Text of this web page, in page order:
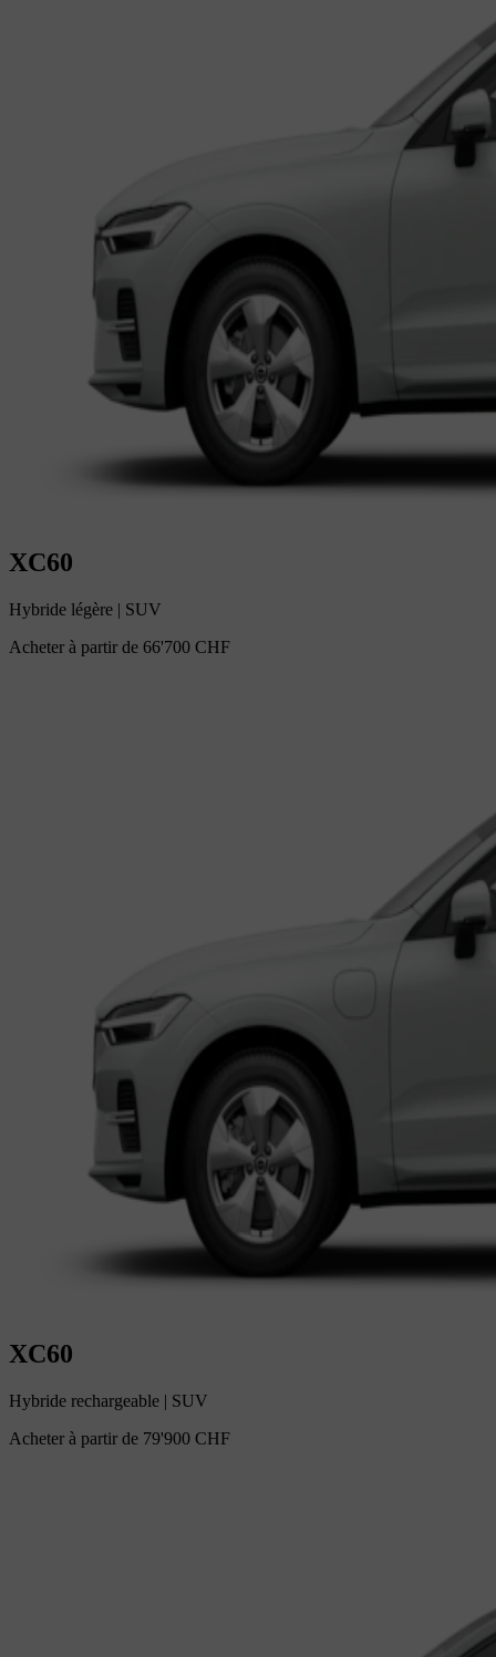
XC60
Hybride légère | SUV
Acheter à partir de 66'700 CHF
XC60
Hybride rechargeable | SUV
Acheter à partir de 79'900 CHF